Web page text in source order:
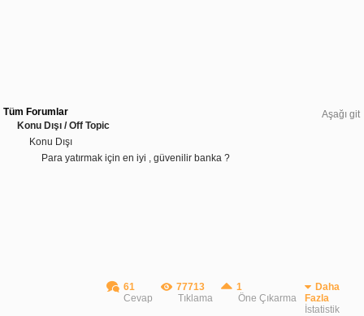
Aşağı git
Tüm Forumlar
Konu Dışı / Off Topic
Konu Dışı
Para yatırmak için en iyi , güvenilir banka ?
61
Cevap
77713
Tıklama
1
Öne Çıkarma
Daha
Fazla
İstatistik